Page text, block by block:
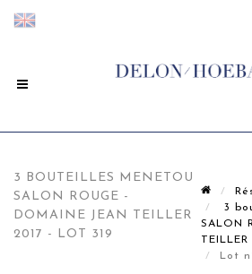
3 BOUTEILLES MENETOU
SALON ROUGE -
DOMAINE JEAN TEILLER
2017 - LOT 319
3
SALON
Lot